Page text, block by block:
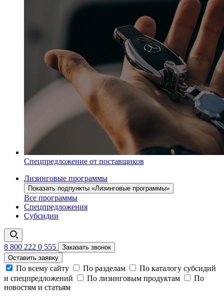
Спецпредложение от поставщиков
Лизинговые программы
Показать подпункты «Лизинговые программы»
Все программы
Спецпредложения
Субсидии
8 800 222 0 555
Заказать звонок
Оставить заявку
По всему сайту По разделам
По каталогу субсидий
и спецпредложений
По лизинговым продуктам
По
новостям и статьям